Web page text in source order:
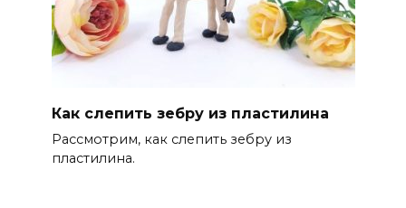
Как слепить зебру из пластилина
Рассмотрим, как слепить зебру из
пластилина.